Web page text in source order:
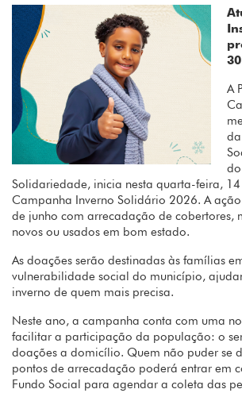
A
da
Solidariedade, inicia nesta quarta-feira,
Campanha Inverno Solidário 2026. A
de junho com arrecadação de cobertores,
novos ou usados em bom estado.
As doações serão destinadas às famílias
vulnerabilidade social do município,
inverno de quem mais precisa.
Neste ano, a campanha conta com uma
facilitar a participação da população: o
doações a domicílio. Quem não puder se
pontos de arrecadação poderá entrar em
Fundo Social para agendar a coleta das